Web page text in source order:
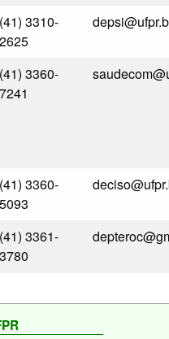
(41) 3310-
2625
(41) 3360-
7241
(41) 3360-
5093
(41) 3361-
3780